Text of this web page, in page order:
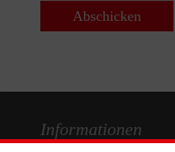
Abschicken
Informationen